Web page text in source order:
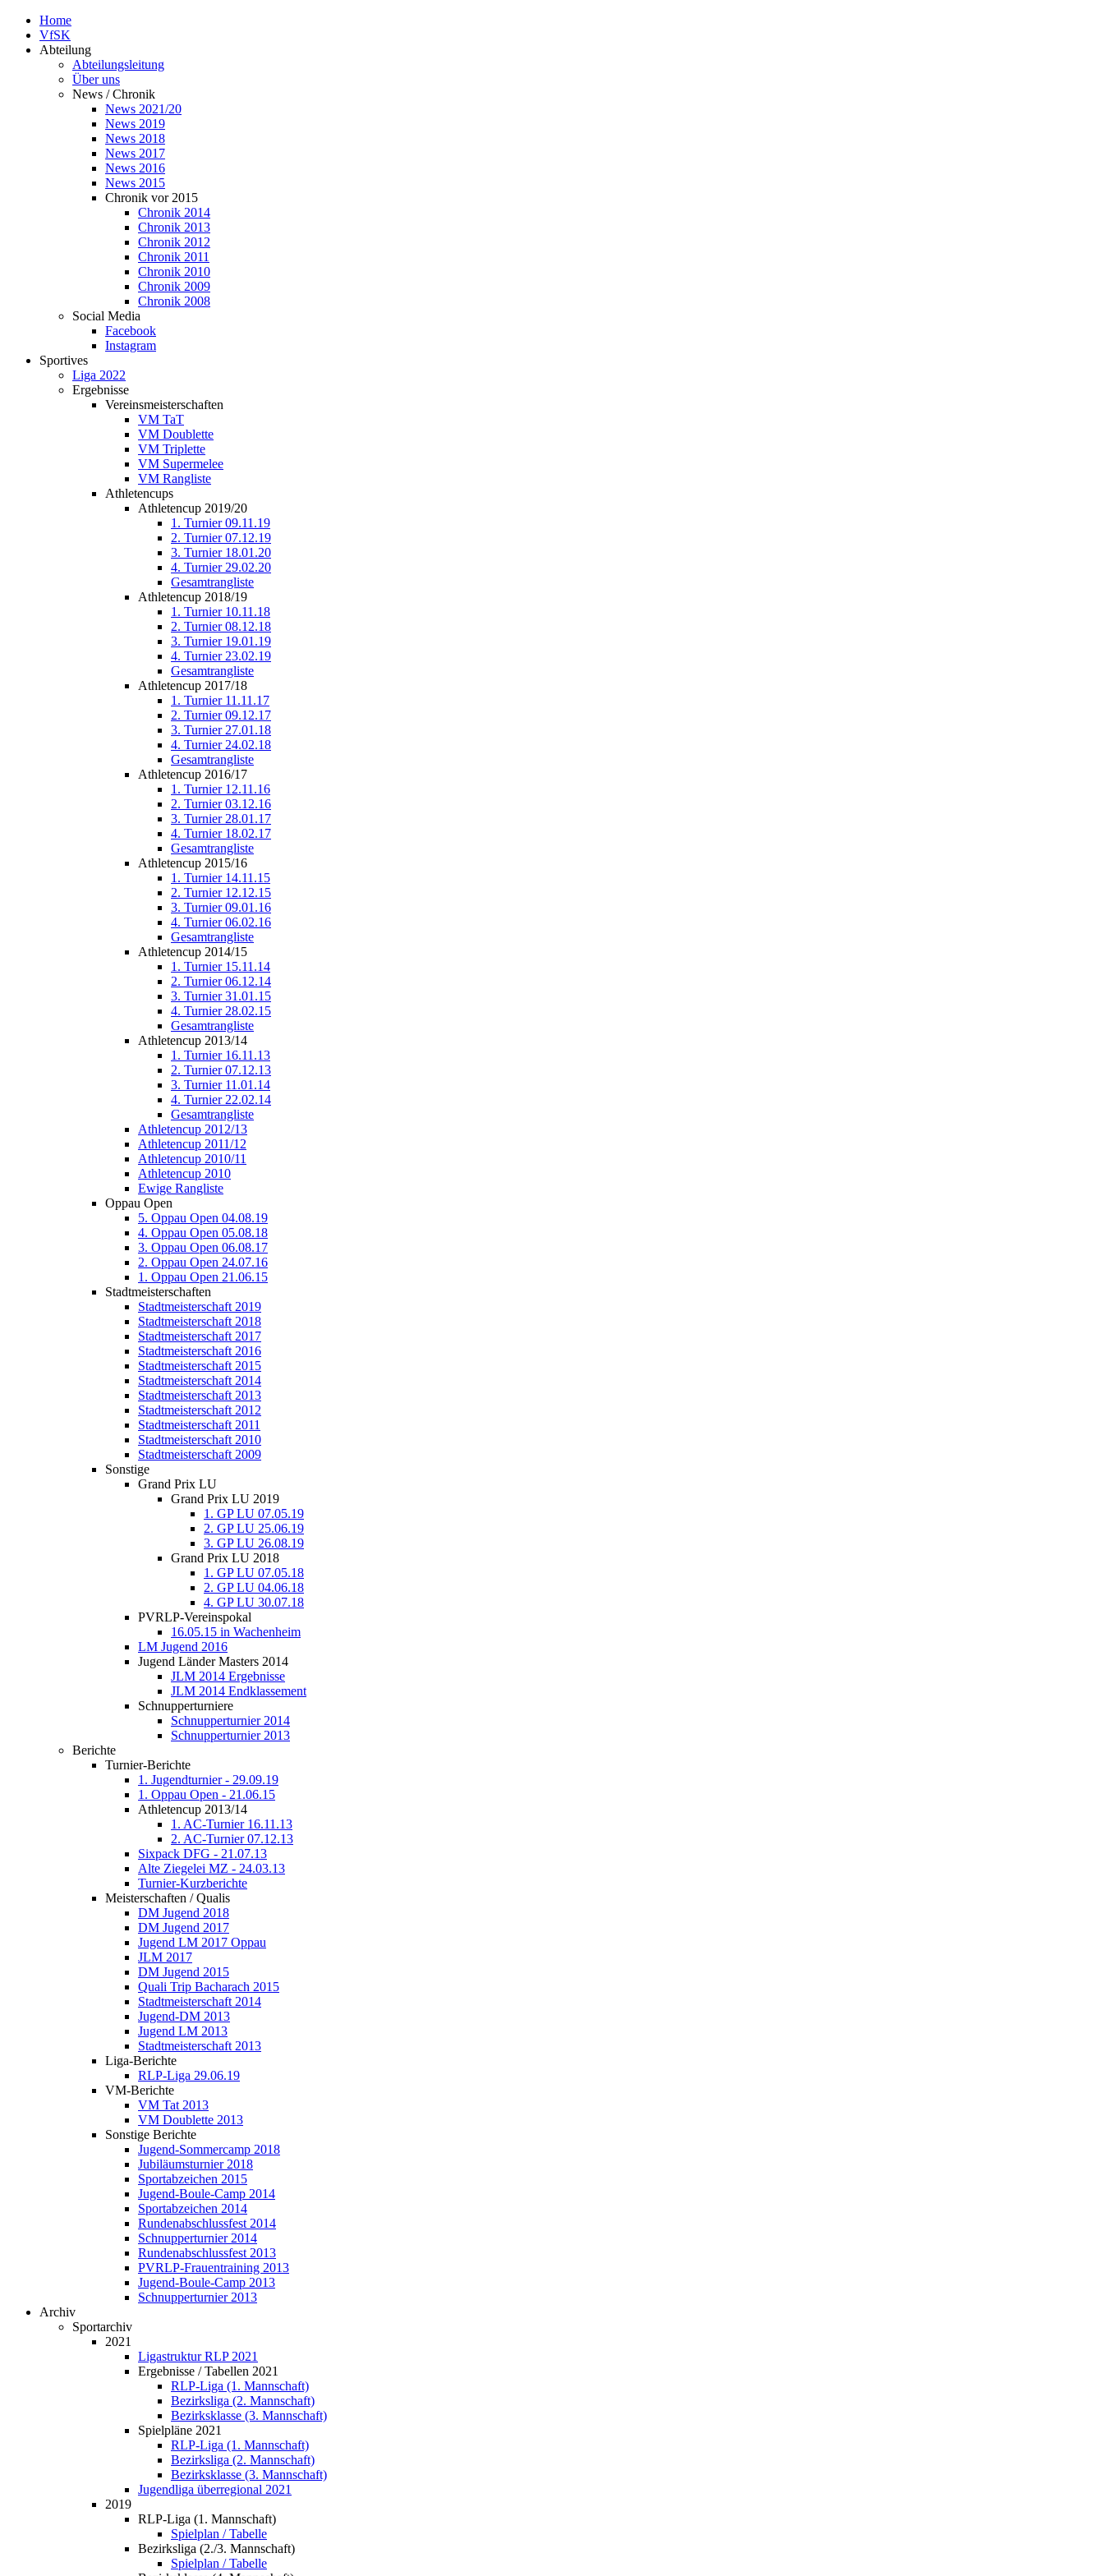
Home
VfSK
Abteilung
Abteilungsleitung
Über uns
News / Chronik
News 2021/20
News 2019
News 2018
News 2017
News 2016
News 2015
Chronik vor 2015
Chronik 2014
Chronik 2013
Chronik 2012
Chronik 2011
Chronik 2010
Chronik 2009
Chronik 2008
Social Media
Facebook
Instagram
Sportives
Liga 2022
Ergebnisse
Vereinsmeisterschaften
VM TaT
VM Doublette
VM Triplette
VM Supermelee
VM Rangliste
Athletencups
Athletencup 2019/20
1. Turnier 09.11.19
2. Turnier 07.12.19
3. Turnier 18.01.20
4. Turnier 29.02.20
Gesamtrangliste
Athletencup 2018/19
1. Turnier 10.11.18
2. Turnier 08.12.18
3. Turnier 19.01.19
4. Turnier 23.02.19
Gesamtrangliste
Athletencup 2017/18
1. Turnier 11.11.17
2. Turnier 09.12.17
3. Turnier 27.01.18
4. Turnier 24.02.18
Gesamtrangliste
Athletencup 2016/17
1. Turnier 12.11.16
2. Turnier 03.12.16
3. Turnier 28.01.17
4. Turnier 18.02.17
Gesamtrangliste
Athletencup 2015/16
1. Turnier 14.11.15
2. Turnier 12.12.15
3. Turnier 09.01.16
4. Turnier 06.02.16
Gesamtrangliste
Athletencup 2014/15
1. Turnier 15.11.14
2. Turnier 06.12.14
3. Turnier 31.01.15
4. Turnier 28.02.15
Gesamtrangliste
Athletencup 2013/14
1. Turnier 16.11.13
2. Turnier 07.12.13
3. Turnier 11.01.14
4. Turnier 22.02.14
Gesamtrangliste
Athletencup 2012/13
Athletencup 2011/12
Athletencup 2010/11
Athletencup 2010
Ewige Rangliste
Oppau Open
5. Oppau Open 04.08.19
4. Oppau Open 05.08.18
3. Oppau Open 06.08.17
2. Oppau Open 24.07.16
1. Oppau Open 21.06.15
Stadtmeisterschaften
Stadtmeisterschaft 2019
Stadtmeisterschaft 2018
Stadtmeisterschaft 2017
Stadtmeisterschaft 2016
Stadtmeisterschaft 2015
Stadtmeisterschaft 2014
Stadtmeisterschaft 2013
Stadtmeisterschaft 2012
Stadtmeisterschaft 2011
Stadtmeisterschaft 2010
Stadtmeisterschaft 2009
Sonstige
Grand Prix LU
Grand Prix LU 2019
1. GP LU 07.05.19
2. GP LU 25.06.19
3. GP LU 26.08.19
Grand Prix LU 2018
1. GP LU 07.05.18
2. GP LU 04.06.18
4. GP LU 30.07.18
PVRLP-Vereinspokal
16.05.15 in Wachenheim
LM Jugend 2016
Jugend Länder Masters 2014
JLM 2014 Ergebnisse
JLM 2014 Endklassement
Schnupperturniere
Schnupperturnier 2014
Schnupperturnier 2013
Berichte
Turnier-Berichte
1. Jugendturnier - 29.09.19
1. Oppau Open - 21.06.15
Athletencup 2013/14
1. AC-Turnier 16.11.13
2. AC-Turnier 07.12.13
Sixpack DFG - 21.07.13
Alte Ziegelei MZ - 24.03.13
Turnier-Kurzberichte
Meisterschaften / Qualis
DM Jugend 2018
DM Jugend 2017
Jugend LM 2017 Oppau
JLM 2017
DM Jugend 2015
Quali Trip Bacharach 2015
Stadtmeisterschaft 2014
Jugend-DM 2013
Jugend LM 2013
Stadtmeisterschaft 2013
Liga-Berichte
RLP-Liga 29.06.19
VM-Berichte
VM Tat 2013
VM Doublette 2013
Sonstige Berichte
Jugend-Sommercamp 2018
Jubiläumsturnier 2018
Sportabzeichen 2015
Jugend-Boule-Camp 2014
Sportabzeichen 2014
Rundenabschlussfest 2014
Schnupperturnier 2014
Rundenabschlussfest 2013
PVRLP-Frauentraining 2013
Jugend-Boule-Camp 2013
Schnupperturnier 2013
Archiv
Sportarchiv
2021
Ligastruktur RLP 2021
Ergebnisse / Tabellen 2021
RLP-Liga (1. Mannschaft)
Bezirksliga (2. Mannschaft)
Bezirksklasse (3. Mannschaft)
Spielpläne 2021
RLP-Liga (1. Mannschaft)
Bezirksliga (2. Mannschaft)
Bezirksklasse (3. Mannschaft)
Jugendliga überregional 2021
2019
RLP-Liga (1. Mannschaft)
Spielplan / Tabelle
Bezirksliga (2./3. Mannschaft)
Spielplan / Tabelle